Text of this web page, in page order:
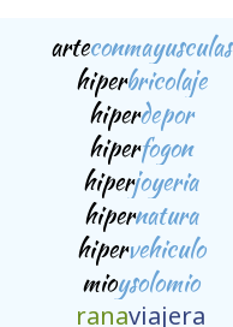
arteconmayusculas
hiperbricolaje
hiperdepor
hiperfogon
hiperjoyeria
hipernatura
hipervehiculo
mioysolomio
ranaviajera